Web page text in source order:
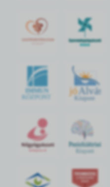
IMMUN
KÖZPONT
jó Alvás
Központ